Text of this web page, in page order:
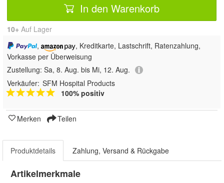
In den Warenkorb
10+ Auf Lager
,
, Kreditkarte, Lastschrift, Ratenzahlung,
Vorkasse per Überweisung
Zustellung: Sa, 8. Aug. bis Mi, 12. Aug.
Verkäufer: SFM Hospital Products
100% positiv
Merken Teilen
Produktdetails Zahlung, Versand & Rückgabe
Artikelmerkmale